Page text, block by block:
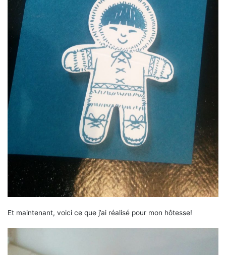
Et maintenant, voici ce que j’ai réalisé pour mon hôtesse!